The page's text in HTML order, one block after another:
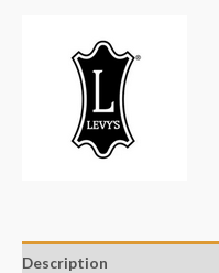
Description